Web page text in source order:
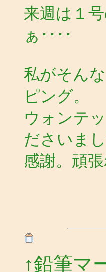
来週は１
ぁ････
私がそん
ピング。
ウォンテ
ださいまし
感謝。頑
↑鉛筆マ